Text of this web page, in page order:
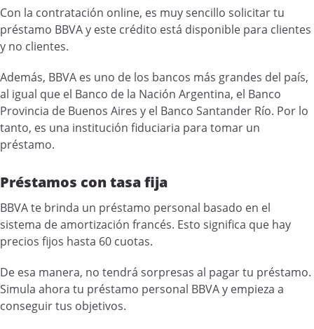
Con la contratación online, es muy sencillo solicitar tu
préstamo BBVA y este crédito está disponible para clientes
y no clientes.
Además, BBVA es uno de los bancos más grandes del país,
al igual que el Banco de la Nación Argentina, el Banco
Provincia de Buenos Aires y el Banco Santander Río. Por lo
tanto, es una institución fiduciaria para tomar un
préstamo.
Préstamos con tasa fija
BBVA te brinda un préstamo personal basado en el
sistema de amortización francés. Esto significa que hay
precios fijos hasta 60 cuotas.
De esa manera, no tendrá sorpresas al pagar tu préstamo.
Simula ahora tu préstamo personal BBVA y empieza a
conseguir tus objetivos.